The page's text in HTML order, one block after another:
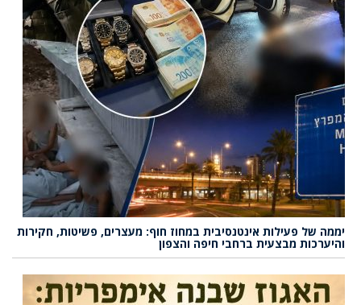
יממה של פעילות אינטנסיבית במחוז חוף: מעצרים, פשיטות, חקירות
והיערכות מבצעית ברחבי חיפה והצפון